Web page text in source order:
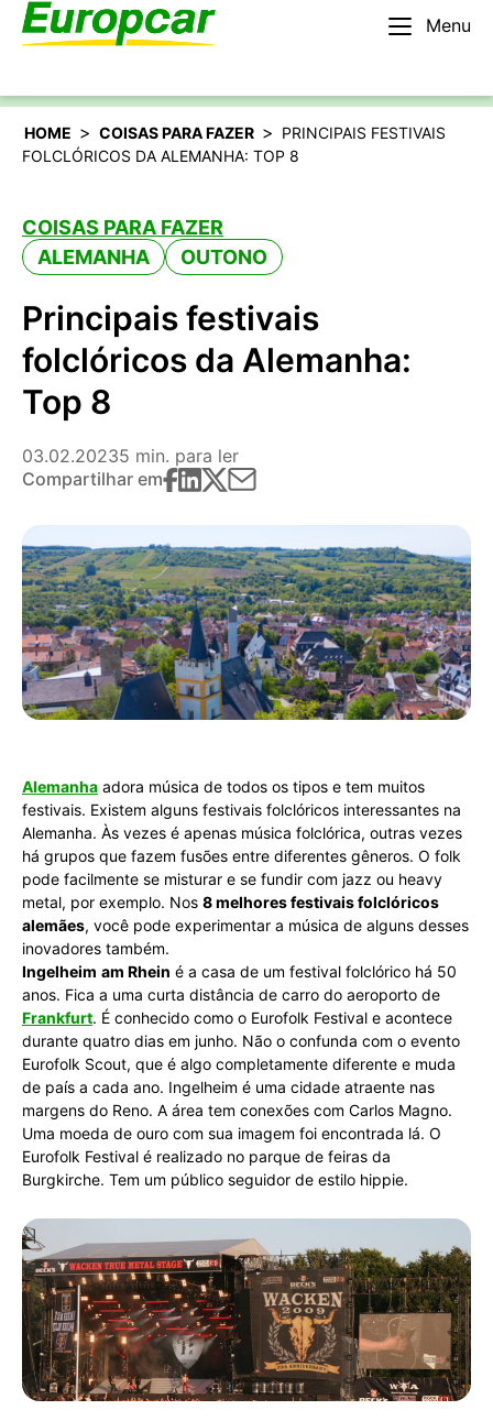
Menu
Português
HOME > COISAS PARA FAZER > PRINCIPAIS FESTIVAIS
FOLCLÓRICOS DA ALEMANHA: TOP 8
COISAS PARA FAZER
ALEMANHA
OUTONO
Principais festivais
folclóricos da Alemanha:
Top 8
03.02.20235 min. para ler
Compartilhar em
Alemanha adora música de todos os tipos e tem muitos
festivais. Existem alguns festivais folclóricos interessantes na
Alemanha. Às vezes é apenas música folclórica, outras vezes
há grupos que fazem fusões entre diferentes gêneros. O folk
pode facilmente se misturar e se fundir com jazz ou heavy
metal, por exemplo. Nos 8 melhores festivais folclóricos
alemães, você pode experimentar a música de alguns desses
inovadores também.
Ingelheim am Rhein é a casa de um festival folclórico há 50
anos. Fica a uma curta distância de carro do aeroporto de
Frankfurt. É conhecido como o Eurofolk Festival e acontece
durante quatro dias em junho. Não o confunda com o evento
Eurofolk Scout, que é algo completamente diferente e muda
de país a cada ano. Ingelheim é uma cidade atraente nas
margens do Reno. A área tem conexões com Carlos Magno.
Uma moeda de ouro com sua imagem foi encontrada lá. O
Eurofolk Festival é realizado no parque de feiras da
Burgkirche. Tem um público seguidor de estilo hippie.